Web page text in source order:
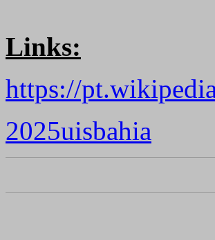
Links:
https://
2025uisbahia